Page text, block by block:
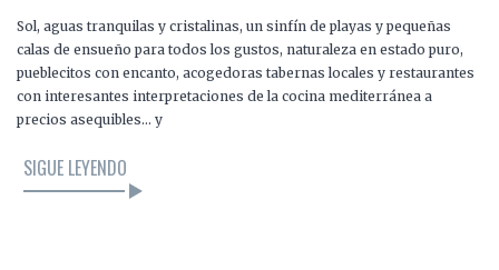
Sol, aguas tranquilas y cristalinas, un sinfín de playas y pequeñas
calas de ensueño para todos los gustos, naturaleza en estado puro,
pueblecitos con encanto, acogedoras tabernas locales y restaurantes
con interesantes interpretaciones de la cocina mediterránea a
precios asequibles… y
SIGUE LEYENDO